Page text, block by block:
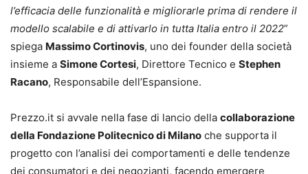
l’efficacia delle funzionalità e migliorarle prima di rendere il
modello scalabile e di attivarlo in tutta Italia entro il 2022”
spiega Massimo Cortinovis, uno dei founder della società
insieme a Simone Cortesi, Direttore Tecnico e Stephen
Racano, Responsabile dell’Espansione.
Prezzo.it si avvale nella fase di lancio della collaborazione
della Fondazione Politecnico di Milano che supporta il
progetto con l’analisi dei comportamenti e delle tendenze
dei consumatori e dei negozianti, facendo emergere